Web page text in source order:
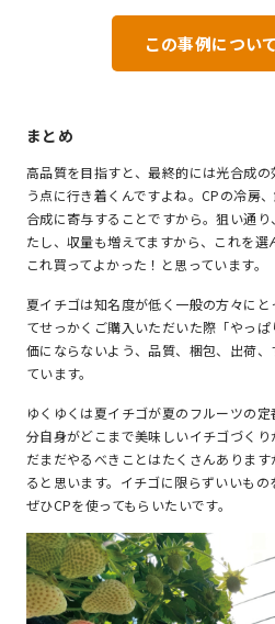
この事例につい
まとめ
高品質を目指すと、最終的には光合成
う点に行き着くんですよね。CPの冷房
合成に寄与することですから。狙い通
たし、収量も増えてますから、これを選
これ買ってよかった！と思っています。
夏イチゴは知名度が低く一般の方々に
てせっかくご購入いただいた際「やっ
価にならないよう、品質、梱包、出荷
ています。
ゆくゆくは夏イチゴが夏のフルーツの
分自身がどこまで美味しいイチゴづく
だまだやるべきことはたくさんありま
ると思います。イチゴに限らずいいも
ぜひCPを使ってもらいたいです。